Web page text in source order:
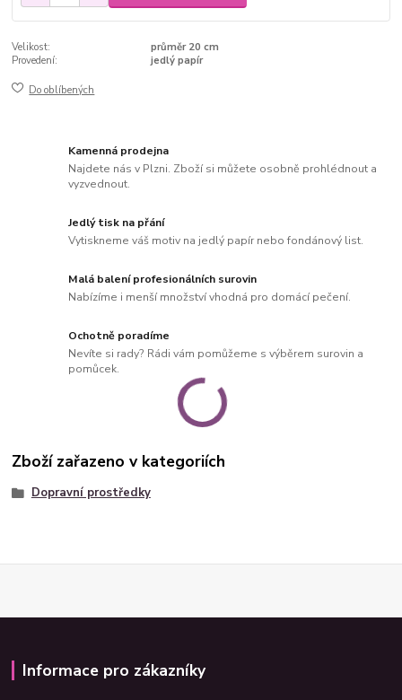
Velikost:
průměr 20 cm
Provedení:
jedlý papír
Do oblíbených
Kamenná prodejna
Najdete nás v Plzni. Zboží si můžete osobně prohlédnout a
vyzvednout.
Jedlý tisk na přání
Vytiskneme váš motiv na jedlý papír nebo fondánový list.
Malá balení profesionálních surovin
Nabízíme i menší množství vhodná pro domácí pečení.
Ochotně poradíme
Nevíte si rady? Rádi vám pomůžeme s výběrem surovin a
pomůcek.
Zboží zařazeno v kategoriích
Dopravní prostředky
Informace pro zákazníky